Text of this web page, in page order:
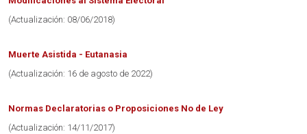
(Actualización: 08/06/2018)
Muerte Asistida - Eutanasia
(Actualización: 16 de agosto de 2022)
Normas Declaratorias o Proposiciones No de Ley
(Actualización: 14/11/2017)